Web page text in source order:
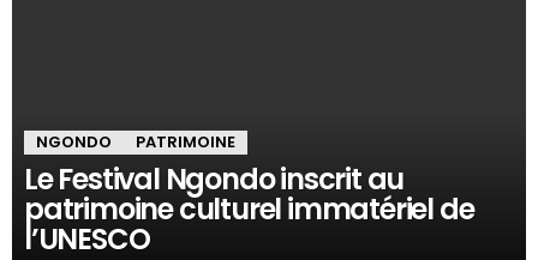
NGONDO PATRIMOINE
Le Festival Ngondo inscrit au
patrimoine culturel immatériel de
l’UNESCO